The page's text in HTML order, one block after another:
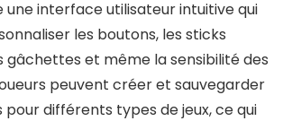
une interface utilisateur intuitive qui
les boutons, les sticks
gâchettes et même la sensibilité des
peuvent créer et sauvegarder
pour différents types de jeux, ce qui